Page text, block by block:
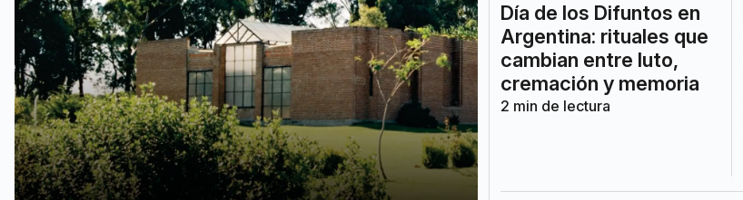
Día de los Difuntos en
Argentina: rituales que
cambian entre luto,
cremación y memoria
2 min de lectura